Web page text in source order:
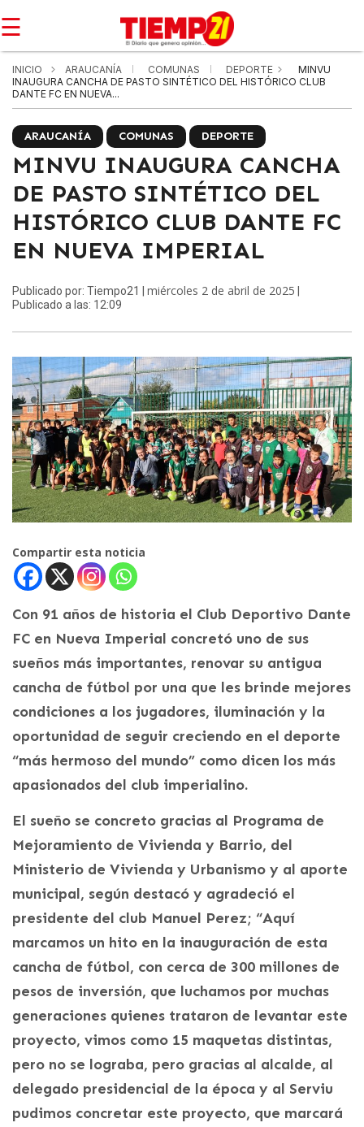
☰
INICIO ARAUCANÍA COMUNAS DEPORTE
MINVU
INAUGURA CANCHA DE PASTO SINTÉTICO DEL HISTÓRICO CLUB
DANTE FC EN NUEVA...
ARAUCANÍA COMUNAS DEPORTE
MINVU INAUGURA CANCHA
DE PASTO SINTÉTICO DEL
HISTÓRICO CLUB DANTE FC
EN NUEVA IMPERIAL
Publicado por: Tiempo21 | miércoles 2 de abril de 2025
Publicado a las: 12:09
Compartir esta noticia
Con 91 años de historia el Club Deportivo Dante
FC en Nueva Imperial concretó uno de sus
sueños más importantes, renovar su antigua
cancha de fútbol por una que les brinde mejores
condiciones a los jugadores, iluminación y la
oportunidad de seguir creciendo en el deporte
“más hermoso del mundo” como dicen los más
apasionados del club imperialino.
El sueño se concreto gracias al Programa de
Mejoramiento de Vivienda y Barrio, del
Ministerio de Vivienda y Urbanismo y al aporte
municipal, según destacó y agradeció el
presidente del club Manuel Perez; “Aquí
marcamos un hito en la inauguración de esta
cancha de fútbol, con cerca de 300 millones de
pesos de inversión, que luchamos por muchas
generaciones quienes trataron de levantar este
proyecto, vimos como 15 maquetas distintas,
pero no se lograba, pero gracias al alcalde, al
delegado presidencial de la época y al Serviu
pudimos concretar este proyecto, que marcará